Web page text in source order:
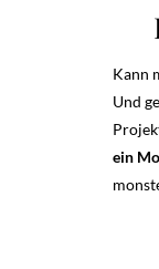
Kann
Und
ein